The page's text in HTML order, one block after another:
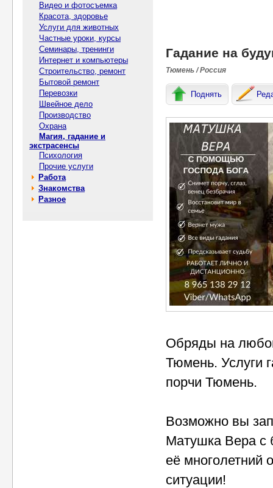
Видео и фотосъемка
Красота, здоровье
Услуги для животных
Частные уроки, курсы
Семинары, тренинги
Интернет и компьютеры
Строительство, ремонт
Бытовой ремонт
Перевозки
Швейное дело
Производство
Охрана
Магия, гадание и
экстрасенсы
Психология
Прочие услуги
Работа
Знакомства
Разное
Гадание на
Тюмень / Россия
Поднять
Обряды на
Тюмень. Услуги
порчи Тюмень.
Возможно вы
Матушка Вера с
её многолетний
ситуации!